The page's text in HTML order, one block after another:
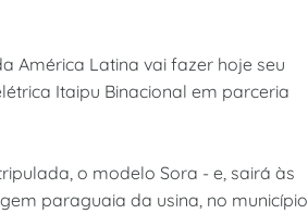
América Latina vai fazer hoje seu
Itaipu Binacional em parceria
o modelo Sora - e, sairá às
paraguaia da usina, no município